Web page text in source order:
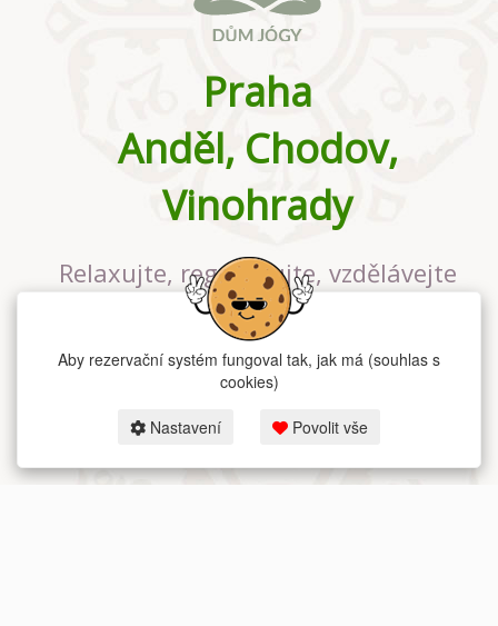
Praha
Anděl, Chodov,
Vinohrady
Relaxujte, regenerujte, vzdělávejte
se v největším jógovém studiu v
Praze
Aby rezervační systém fungoval tak, jak má (souhlas s
cookies)
Nastavení Povolit vše